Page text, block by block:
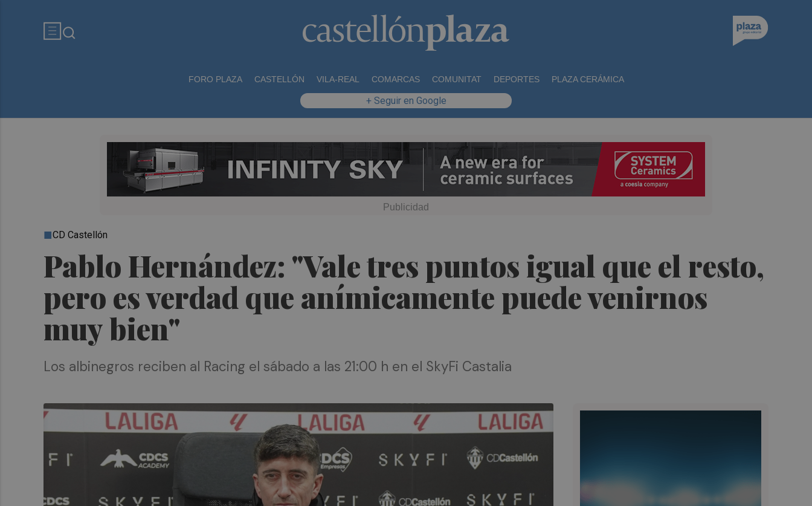
FORO PLAZA CASTELLÓN VILA-REAL COMARCAS COMUNITAT DEPORTES PLAZA CERÁMICA
+ Seguir en Google
Pablo Hernández: "Vale tres puntos igual que el resto,
pero es verdad que anímicamente puede venirnos
muy bien"
CD Castellón
Los albinegros reciben al Racing el sábado a las 21:00 h en el SkyFi Castalia